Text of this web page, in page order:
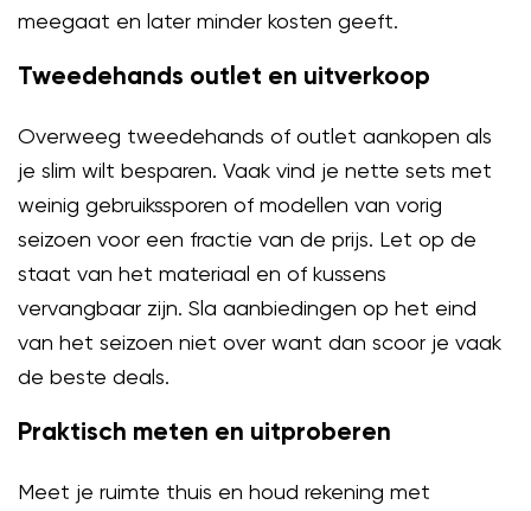
meegaat en later minder kosten geeft.
Tweedehands outlet en uitverkoop
Overweeg tweedehands of outlet aankopen als
je slim wilt besparen. Vaak vind je nette sets met
weinig gebruikssporen of modellen van vorig
seizoen voor een fractie van de prijs. Let op de
staat van het materiaal en of kussens
vervangbaar zijn. Sla aanbiedingen op het eind
van het seizoen niet over want dan scoor je vaak
de beste deals.
Praktisch meten en uitproberen
Meet je ruimte thuis en houd rekening met